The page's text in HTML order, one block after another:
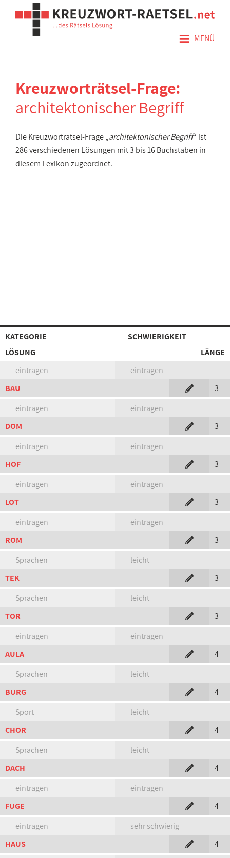
≡ MENÜ
Kreuzworträtsel-Frage:
architektonischer Begriff
Die Kreuzworträtsel-Frage „architektonischer Begriff“ ist
286 verschiedenen Lösungen mit 3 bis 16 Buchstaben in
diesem Lexikon zugeordnet.
KATEGORIE
SCHWIERIGKEIT
LÖSUNG
LÄNGE
eintragen
eintragen
BAU
3
eintragen
eintragen
DOM
3
eintragen
eintragen
HOF
3
eintragen
eintragen
LOT
3
eintragen
eintragen
ROM
3
Sprachen
leicht
TEK
3
Sprachen
leicht
TOR
3
eintragen
eintragen
AULA
4
Sprachen
leicht
BURG
4
Sport
leicht
CHOR
4
Sprachen
leicht
DACH
4
eintragen
eintragen
FUGE
4
eintragen
sehr schwierig
HAUS
4